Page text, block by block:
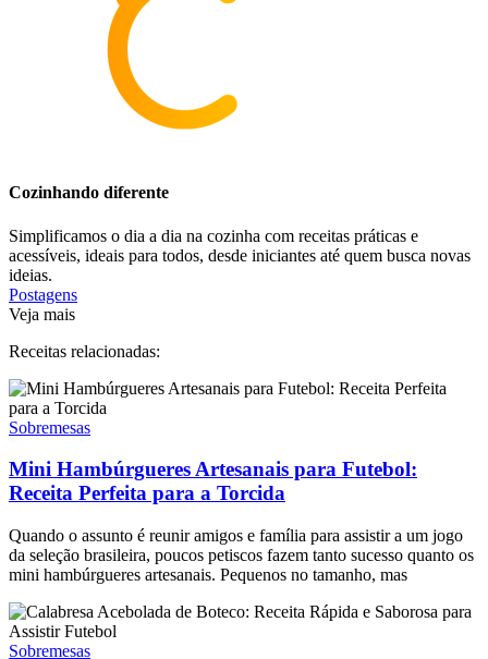
Cozinhando diferente
Simplificamos o dia a dia na cozinha com receitas práticas e
acessíveis, ideais para todos, desde iniciantes até quem busca novas
ideias.
Postagens
Veja mais
Receitas relacionadas:
Sobremesas
Mini Hambúrgueres Artesanais para Futebol:
Receita Perfeita para a Torcida
Quando o assunto é reunir amigos e família para assistir a um jogo
da seleção brasileira, poucos petiscos fazem tanto sucesso quanto os
mini hambúrgueres artesanais. Pequenos no tamanho, mas
Sobremesas